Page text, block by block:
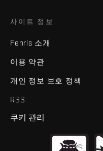
사이트 정보
Fenris 소개
이용 약관
개인 정보 보호 정책
RSS
쿠키 관리